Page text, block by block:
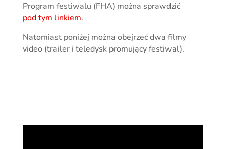
Program festiwalu (FHA) można sprawdzić
pod tym linkiem.
Natomiast poniżej można obejrzeć dwa filmy
video (trailer i teledysk promujący festiwal).